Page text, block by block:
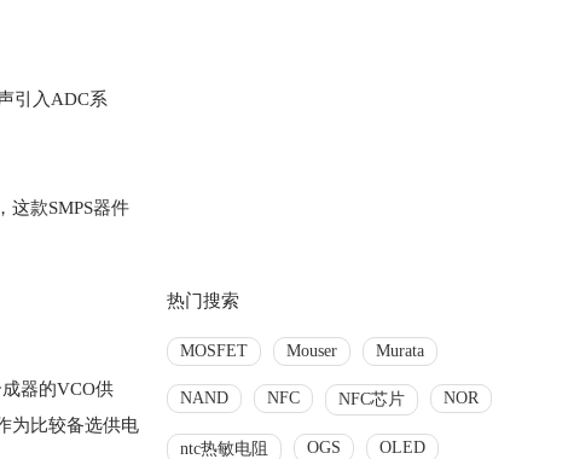
引入ADC系
这款SMPS器件
器的VCO供
为比较备选供电
热门搜索
MOSFET Mouser Murata
NAND NFC NFC芯片 NOR
ntc热敏电阻 OGS OLED